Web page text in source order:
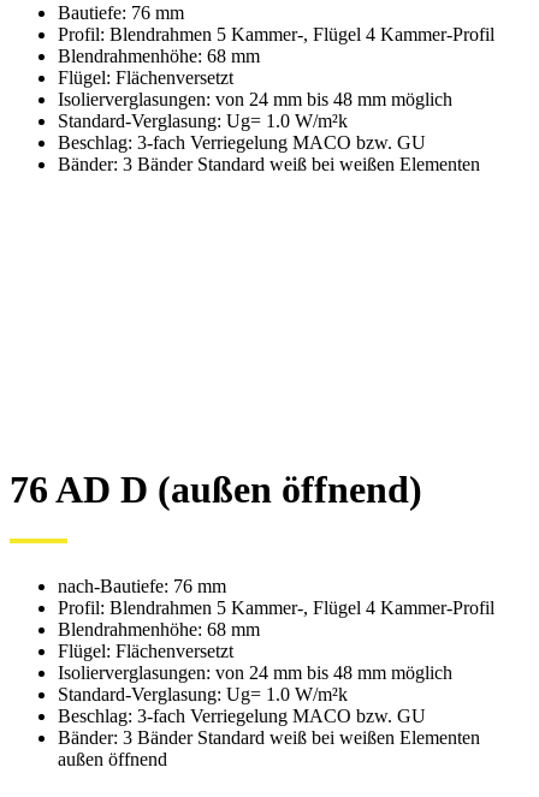
Bautiefe: 76 mm
Profil: Blendrahmen 5 Kammer-, Flügel 4 Kammer-Profil
Blendrahmenhöhe: 68 mm
Flügel: Flächenversetzt
Isolierverglasungen: von 24 mm bis 48 mm möglich
Standard-Verglasung: Ug= 1.0 W/m²k
Beschlag: 3-fach Verriegelung MACO bzw. GU
Bänder: 3 Bänder Standard weiß bei weißen Elementen
76 AD D (außen öffnend)
nach-Bautiefe: 76 mm
Profil: Blendrahmen 5 Kammer-, Flügel 4 Kammer-Profil
Blendrahmenhöhe: 68 mm
Flügel: Flächenversetzt
Isolierverglasungen: von 24 mm bis 48 mm möglich
Standard-Verglasung: Ug= 1.0 W/m²k
Beschlag: 3-fach Verriegelung MACO bzw. GU
Bänder: 3 Bänder Standard weiß bei weißen Elementen
außen öffnend